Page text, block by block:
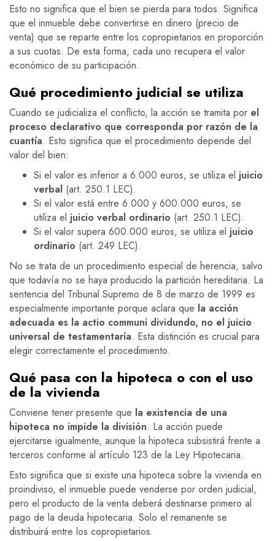
Esto no significa que el bien se pierda para todos. Significa
que el inmueble debe convertirse en dinero (precio de
venta) que se reparte entre los copropietarios en proporción
a sus cuotas. De esta forma, cada uno recupera el valor
económico de su participación.
Qué procedimiento judicial se utiliza
Cuando se judicializa el conflicto, la acción se tramita por el
proceso declarativo que corresponda por razón de la
cuantía. Esto significa que el procedimiento depende del
valor del bien:
Si el valor es inferior a 6.000 euros, se utiliza el juicio
verbal (art. 250.1 LEC).
Si el valor está entre 6.000 y 600.000 euros, se
utiliza el juicio verbal ordinario (art. 250.1 LEC).
Si el valor supera 600.000 euros, se utiliza el juicio
ordinario (art. 249 LEC).
No se trata de un procedimiento especial de herencia, salvo
que todavía no se haya producido la partición hereditaria. La
sentencia del Tribunal Supremo de 8 de marzo de 1999 es
especialmente importante porque aclara que la acción
adecuada es la actio communi dividundo, no el juicio
universal de testamentaría. Esta distinción es crucial para
elegir correctamente el procedimiento.
Qué pasa con la hipoteca o con el uso
de la vivienda
Conviene tener presente que la existencia de una
hipoteca no impide la división. La acción puede
ejercitarse igualmente, aunque la hipoteca subsistirá frente a
terceros conforme al artículo 123 de la Ley Hipotecaria.
Esto significa que si existe una hipoteca sobre la vivienda en
proindiviso, el inmueble puede venderse por orden judicial,
pero el producto de la venta deberá destinarse primero al
pago de la deuda hipotecaria. Solo el remanente se
distribuirá entre los copropietarios.